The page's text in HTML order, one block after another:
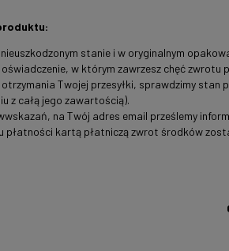
stanie i w oryginalnym
oświadczenie, w którym zawrzesz chęć
Twojej przesyłki, sprawdzimy stan
z całą jego zawartością).
na Twój adres email prześlemy
płatności kartą płatniczą zwrot środków